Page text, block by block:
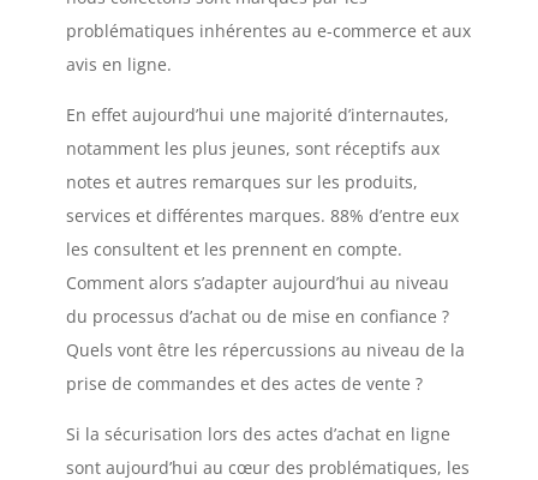
problématiques inhérentes au e-commerce et aux
avis en ligne.
En effet aujourd’hui une majorité d’internautes,
notamment les plus jeunes, sont réceptifs aux
notes et autres remarques sur les produits,
services et différentes marques. 88% d’entre eux
les consultent et les prennent en compte.
Comment alors s’adapter aujourd’hui au niveau
du processus d’achat ou de mise en confiance ?
Quels vont être les répercussions au niveau de la
prise de commandes et des actes de vente ?
Si la sécurisation lors des actes d’achat en ligne
sont aujourd’hui au cœur des problématiques, les